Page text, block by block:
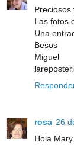
Preciosos
Las fotos
Una
Besos
Miguel
rosa 26
Hola Mary.